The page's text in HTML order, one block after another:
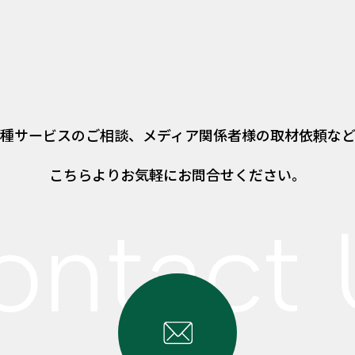
サービスのご相談、 メディア関係者様の取材依頼な
こちらよりお気軽にお問合せください。